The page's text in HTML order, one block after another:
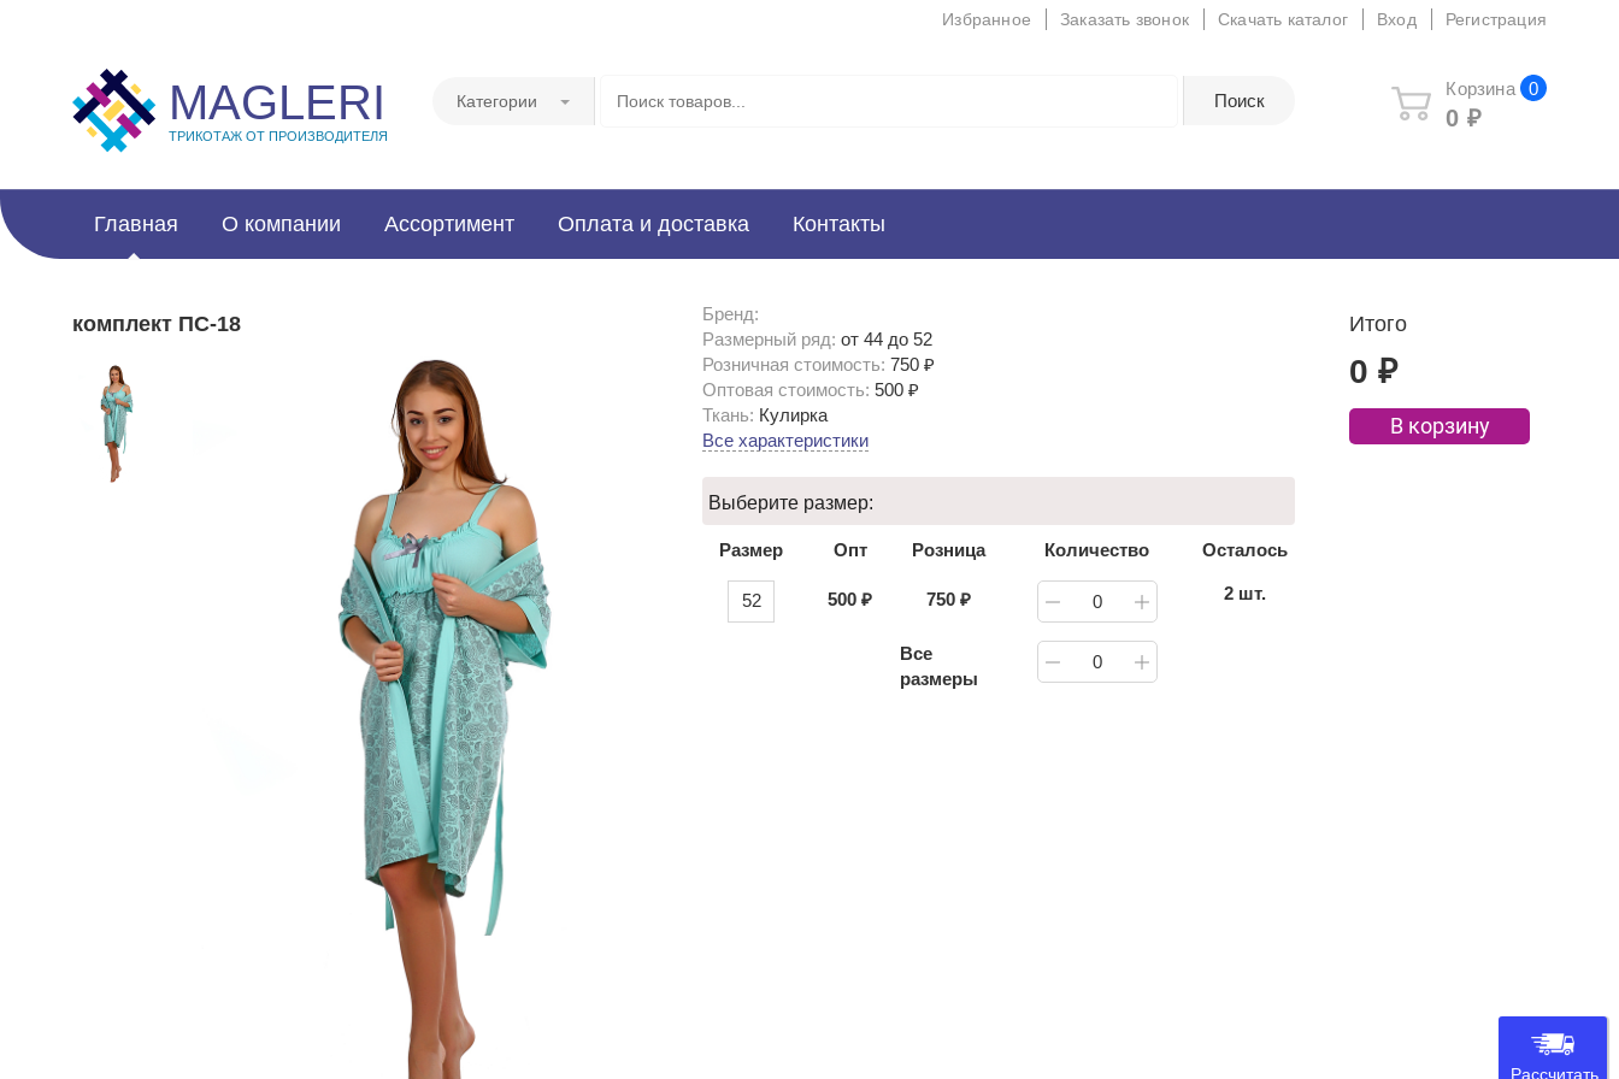
Избранное Заказать звонок Скачать каталог Вход Регистрация
MAGLERI
ТРИКОТАЖ ОТ ПРОИЗВОДИТЕЛЯ
Категории
Корзина 0
0 ₽
Главная О компании Ассортимент Оплата и доставка Контакты
комплект ПС-18
Бренд:
Размерный ряд: от 44 до 52
Розничная стоимость: 750 ₽
Оптовая стоимость: 500 ₽
Ткань: Кулирка
Все характеристики
Выберите размер:
Размер Опт Розница Количество Осталось
52 500 ₽ 750 ₽ 0 2 шт.
Все
размеры
0
Итого
0 ₽
В корзину
Рассчитать